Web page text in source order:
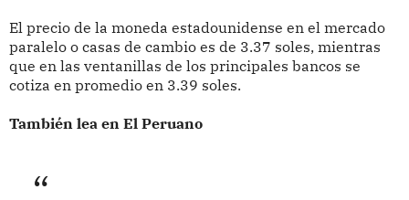
El precio de la moneda estadounidense en el mercado
paralelo o casas de cambio es de 3.37 soles, mientras
que en las ventanillas de los principales bancos se
cotiza en promedio en 3.39 soles.
También lea en El Peruano